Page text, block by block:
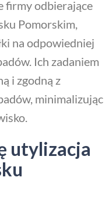
firmy odbierające
Pomorskim,
na odpowiedniej
Ich zadaniem
i zgodną z
minimalizując
utylizacja